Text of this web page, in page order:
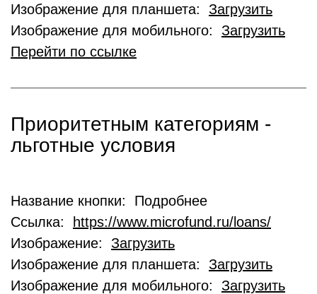
Изображение для планшета: Загрузить
Изображение для мобильного: Загрузить
Перейти по ссылке
Приоритетным категориям -
льготные условия
Название кнопки: Подробнее
Ссылка:
https://www.microfund.ru/loans/
Изображение: Загрузить
Изображение для планшета: Загрузить
Изображение для мобильного: Загрузить